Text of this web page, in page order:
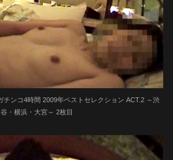
ンコ4時間 2009年ベストセレクション ACT.2 ～渋
谷・横浜・大宮～ 2枚目